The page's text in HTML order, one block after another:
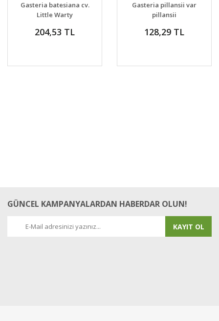
VER
Gasteria batesiana cv.
Little Warty
204,53 TL
VER
Gasteria pillansii var
pillansii
128,29 TL
GÜNCEL KAMPANYALARDAN HABERDAR OLUN!
KAYIT OL